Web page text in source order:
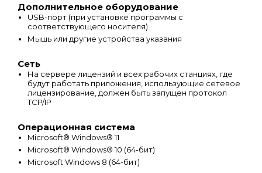
Дополнительное оборудование
USB-порт (при установке программы с
соответствующего носителя)
Мышь или другие устройства указания
Сеть
На сервере лицензий и всех рабочих станциях, где
будут работать приложения, использующие сетевое
лицензирование, должен быть запущен протокол
TCP/IP
Операционная система
Microsoft® Windows® 11
Microsoft® Windows® 10 (64-бит)
Microsoft Windows 8 (64-бит)